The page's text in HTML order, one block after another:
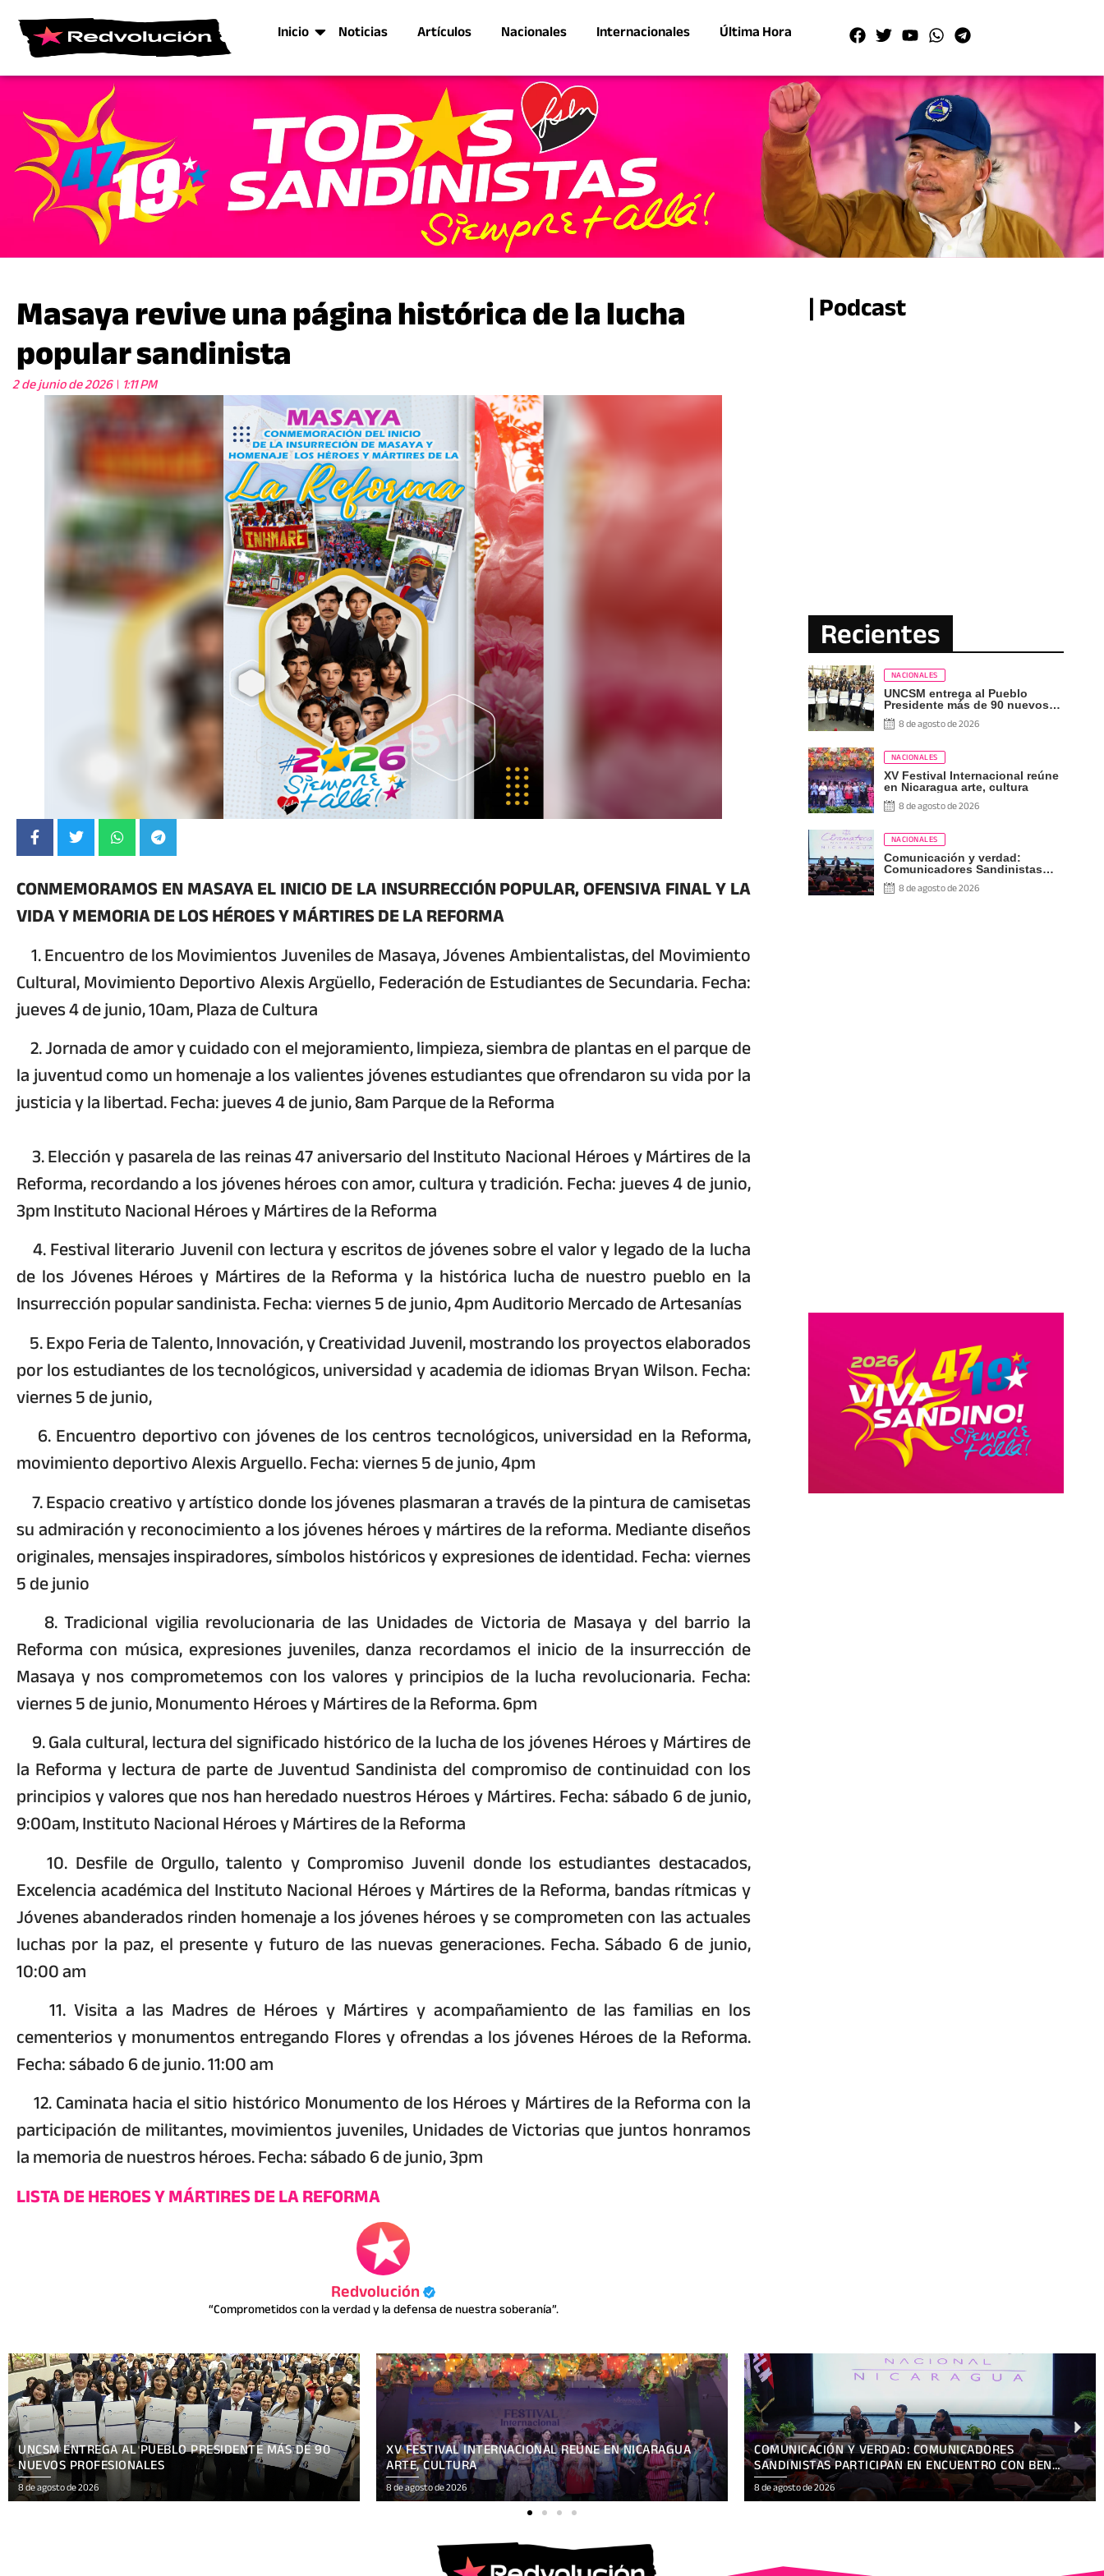
Inicio Noticias Artículos Nacionales Internacionales Última Hora
Masaya revive una página histórica de la lucha
popular sandinista
2 de junio de 2026 1:11 PM
CONMEMORAMOS EN MASAYA EL INICIO DE LA INSURRECCIÓN POPULAR, OFENSIVA FINAL Y LA
VIDA Y MEMORIA DE LOS HÉROES Y MÁRTIRES DE LA REFORMA
1. Encuentro de los Movimientos Juveniles de Masaya, Jóvenes Ambientalistas, del Movimiento
Cultural, Movimiento Deportivo Alexis Argüello, Federación de Estudiantes de Secundaria. Fecha:
jueves 4 de junio, 10am, Plaza de Cultura
2. Jornada de amor y cuidado con el mejoramiento, limpieza, siembra de plantas en el parque de
la juventud como un homenaje a los valientes jóvenes estudiantes que ofrendaron su vida por la
justicia y la libertad. Fecha: jueves 4 de junio, 8am Parque de la Reforma
3. Elección y pasarela de las reinas 47 aniversario del Instituto Nacional Héroes y Mártires de la
Reforma, recordando a los jóvenes héroes con amor, cultura y tradición. Fecha: jueves 4 de junio,
3pm Instituto Nacional Héroes y Mártires de la Reforma
4. Festival literario Juvenil con lectura y escritos de jóvenes sobre el valor y legado de la lucha
de los Jóvenes Héroes y Mártires de la Reforma y la histórica lucha de nuestro pueblo en la
Insurrección popular sandinista. Fecha: viernes 5 de junio, 4pm Auditorio Mercado de Artesanías
5. Expo Feria de Talento, Innovación, y Creatividad Juvenil, mostrando los proyectos elaborados
por los estudiantes de los tecnológicos, universidad y academia de idiomas Bryan Wilson. Fecha:
viernes 5 de junio,
6. Encuentro deportivo con jóvenes de los centros tecnológicos, universidad en la Reforma,
movimiento deportivo Alexis Arguello. Fecha: viernes 5 de junio, 4pm
7. Espacio creativo y artístico donde los jóvenes plasmaran a través de la pintura de camisetas
su admiración y reconocimiento a los jóvenes héroes y mártires de la reforma. Mediante diseños
originales, mensajes inspiradores, símbolos históricos y expresiones de identidad. Fecha: viernes
5 de junio
8. Tradicional vigilia revolucionaria de las Unidades de Victoria de Masaya y del barrio la
Reforma con música, expresiones juveniles, danza recordamos el inicio de la insurrección de
Masaya y nos comprometemos con los valores y principios de la lucha revolucionaria. Fecha:
viernes 5 de junio, Monumento Héroes y Mártires de la Reforma. 6pm
9. Gala cultural, lectura del significado histórico de la lucha de los jóvenes Héroes y Mártires de
la Reforma y lectura de parte de Juventud Sandinista del compromiso de continuidad con los
principios y valores que nos han heredado nuestros Héroes y Mártires. Fecha: sábado 6 de junio,
9:00am, Instituto Nacional Héroes y Mártires de la Reforma
10. Desfile de Orgullo, talento y Compromiso Juvenil donde los estudiantes destacados,
Excelencia académica del Instituto Nacional Héroes y Mártires de la Reforma, bandas rítmicas y
Jóvenes abanderados rinden homenaje a los jóvenes héroes y se comprometen con las actuales
luchas por la paz, el presente y futuro de las nuevas generaciones. Fecha. Sábado 6 de junio,
10:00 am
11. Visita a las Madres de Héroes y Mártires y acompañamiento de las familias en los
cementerios y monumentos entregando Flores y ofrendas a los jóvenes Héroes de la Reforma.
Fecha: sábado 6 de junio. 11:00 am
12. Caminata hacia el sitio histórico Monumento de los Héroes y Mártires de la Reforma con la
participación de militantes, movimientos juveniles, Unidades de Victorias que juntos honramos
la memoria de nuestros héroes. Fecha: sábado 6 de junio, 3pm
LISTA DE HEROES Y MÁRTIRES DE LA REFORMA
Redvolución
“Comprometidos con la verdad y la defensa de nuestra soberanía”.
| Podcast
Recientes
NACIONALES
UNCSM entrega al Pueblo
Presidente más de 90 nuevos
profesionales
8 de agosto de 2026
NACIONALES
XV Festival Internacional reúne
en Nicaragua arte, cultura
8 de agosto de 2026
NACIONALES
Comunicación y verdad:
Comunicadores Sandinistas
participan en encuentro con
Ben Norton
8 de agosto de 2026
XV FESTIVAL INTERNACIONAL REÚNE EN NICARAGUA
ARTE, CULTURA
8 de agosto de 2026
COMUNICACIÓN Y VERDAD: COMUNICADORES
SANDINISTAS PARTICIPAN EN ENCUENTRO CON BEN
NORTON
8 de agosto de 2026
NICARAGUA SALUDA A SINGAPUR EN EL 61 ANIVERSARIO
DE SU INDEPENDENCIA
8 de agosto de 2026